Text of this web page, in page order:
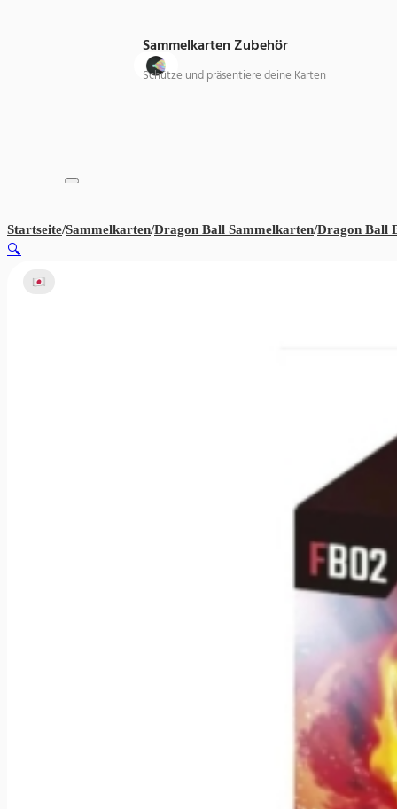
Sammelkarten Zubehör
Schütze und präsentiere deine Karten
Startseite/Sammelkarten/Dragon Ball Sammelkarten/Dragon Ball
🔍